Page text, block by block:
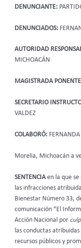
DENUNCIANTE:
DENUNCIADOS:
AUTORIDAD
MICHOACÁN
MAGISTRADA
SECRETARIO
VALDEZ
COLABORÓ:
Morelia, Michoacán a
SENTENCIAen la que
las infracciones
Bienestar Número 33,
comunicación “El
Acción Nacional por
las conductas
recursos públicos y